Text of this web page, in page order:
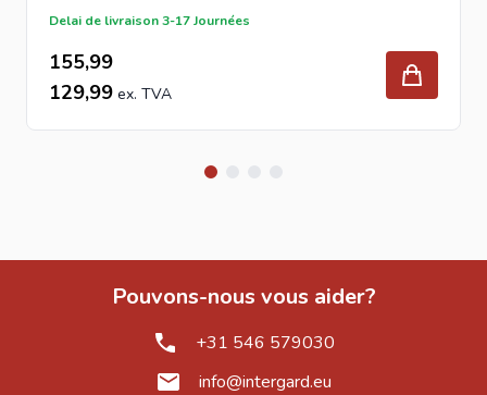
Delai de livraison 3-17 Journées
155,99
129,99
Pouvons-nous vous aider?
+31 546 579030
info@intergard.eu